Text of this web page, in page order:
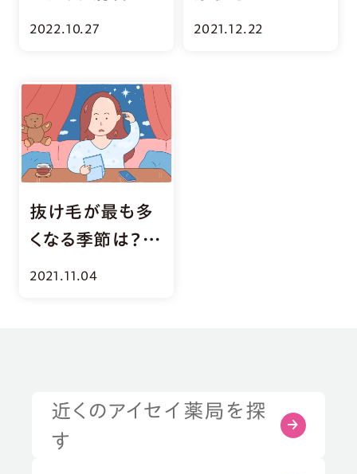
2022.10.27
美容師が教えま
2021.12.22
る？受診目安と
2021.11.04
抜け毛が最も多
くなる季節は？
「髪の毛」トリビ
症状・お悩みから探す
近くのアイセイ薬局を探
す